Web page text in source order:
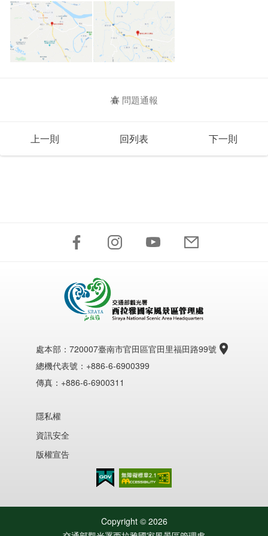
問題通報
上一則 回列表 下一則
處本部： 720007臺南市官田區官田里福田路99號
總機代表號：+886-6-6900399
傳真：+886-6-6900311
隱私權
資訊安全
版權宣告
Copyright © 2026